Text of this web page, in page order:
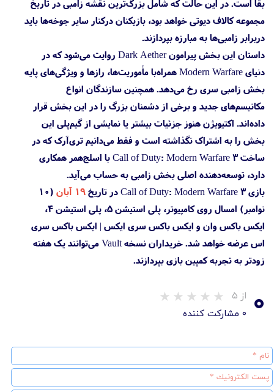
مجموعه کالاف دیوتی خواهد بود، بازیکنان درکنار سایر جوخه‌ها باید
دربرابر زامبی‌ها به مبارزه بپردازند.
داستان این بخش پیرامون Dark Aether روایت می‌شود که در
دنیای Modern Warfare همراه‌با مأموریت‌ها، رازها و ویژگی‌های پایه
بخش زامبی سری رخ می‌دهد. همچنین سازندگان انواع
مکانیسم‌های جدید و برخی از دشمنان بزرگ را در این بخش قرار
داده‌اند. اکتیویژن هنوز جزئیات بیشتر یا نمایشی از گیم‌پلی این
بخش را به اشتراک نگذاشته است و فقط می‌دانیم تری‌آرک که در
ساخت Call of Duty: Modern Warfare 3 با اسلج‌همر همکاری
دارد، توسعه‌دهنده اصلی بخش زامبی به حساب می‌آید.
بازی Call of Duty: Modern Warfare 3 در تاریخ
۱۹ آبان
(۱۰
نوامبر) امسال روی کامپیوتر، پلی استیشن 5، پلی استیشن 4،
ایکس باکس وان و ایکس باکس سری ایکس | ایکس باکس سری
اس عرضه خواهد شد. خریداران نسخه Vault می‌توانند یک هفته
زودتر به تجربه کمپین بازی بپردازند.
۰ از ۵
۰ مشارکت کننده